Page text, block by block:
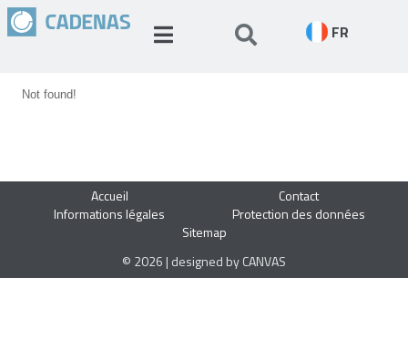
FR
Not found!
Accueil
Contact
Informations légales
Protection des données
Sitemap
© 2026 | designed by CANVAS